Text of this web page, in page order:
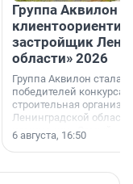
Группа Аквилон
застройщик
области» 2026
Группа Аквилон стала
победителей конкурса
строительная
Ленинградской области
номинации «Самый
застройщик
6 августа, 16:50